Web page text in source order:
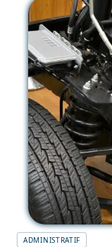
ADMINISTRATIF